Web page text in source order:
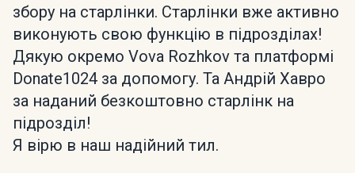
збору на старлінки. Старлінки вже активно
виконують свою функцію в підрозділах!
Дякую окремо Vova Rozhkov та платформі
Donate1024 за допомогу. Та Андрій Хавро
за наданий безкоштовно старлінк на
підрозділ!
Я вірю в наш надійний тил.